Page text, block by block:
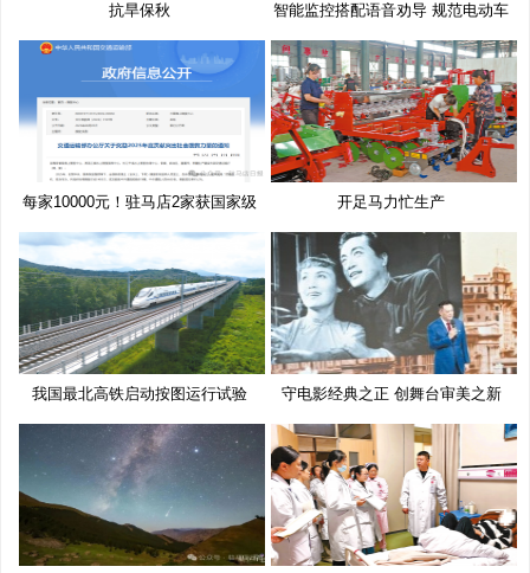
抗旱保秋 智能监控搭配语音劝导 规范电动车
每家10000元！驻马店2家获国家级
奖
开足马力忙生产
我国最北高铁启动按图运行试验 守电影经典之正 创舞台审美之新